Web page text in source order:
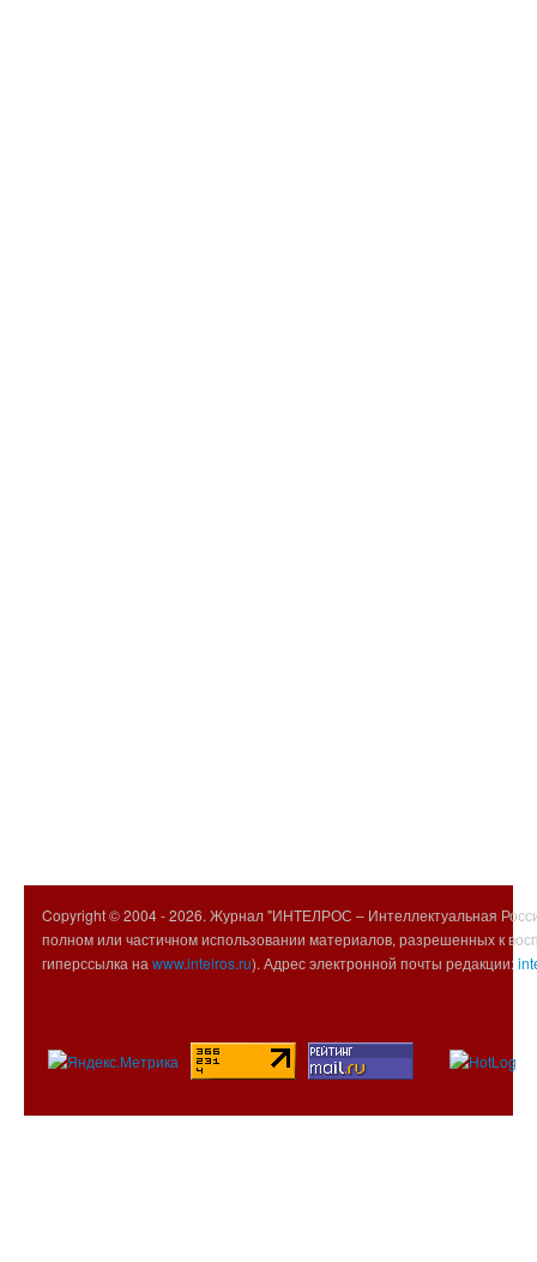
Copyright © 2004 -2026. Журнал "ИНТЕЛРОС – Интеллектуальная
полном или частичном использовании материалов, разрешенных к
гиперссылка на www.intelros.ru). Адрес электронной почты редакции: